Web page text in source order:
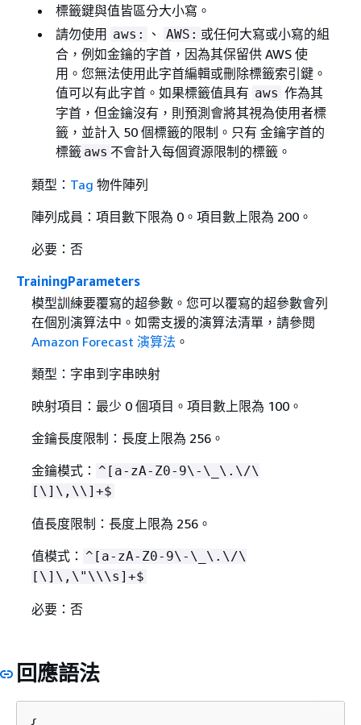
標籤鍵與值皆區分大小寫。
請勿使用 aws: 、 AWS: 或任何大寫或小寫的組
合，例如金鑰的字首，因為其保留供 AWS 使
用。您無法使用此字首編輯或刪除標籤索引鍵。
值可以有此字首。如果標籤值具有 aws 作為其
字首，但金鑰沒有，則預測會將其視為使用者標
籤，並計入 50 個標籤的限制。只有 金鑰字首的
標籤 aws 不會計入每個資源限制的標籤。
類型： Tag 物件陣列
陣列成員：項目數下限為 0。項目數上限為 200。
必要：否
TrainingParameters
模型訓練要覆寫的超參數。您可以覆寫的超參數會列
在個別演算法中。如需支援的演算法清單，請參閱
Amazon Forecast 演算法 。
類型：字串到字串映射
映射項目：最少 0 個項目。項目數上限為 100。
金鑰長度限制：長度上限為 256。
金鑰模式： ^[a-zA-Z0-9\-\_\.\/\
[\]\,\\]+$
值長度限制：長度上限為 256。
值模式： ^[a-zA-Z0-9\-\_\.\/\
[\]\,\"\\\s]+$
必要：否
回應語法